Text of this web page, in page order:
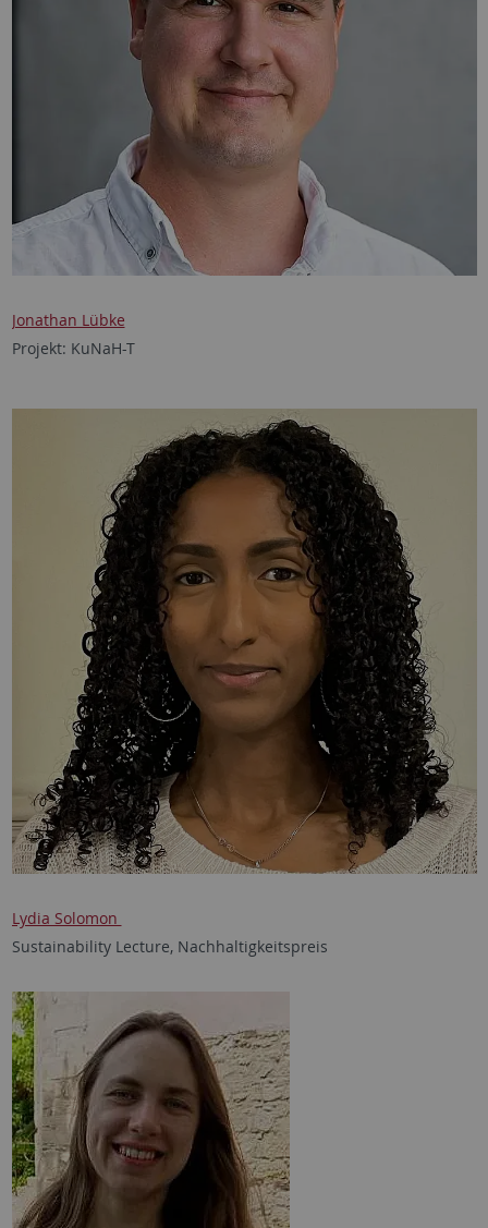
Jonathan Lübke
Projekt: KuNaH-T
Lydia Solomon
Sustainability Lecture, Nachhaltigkeitspreis